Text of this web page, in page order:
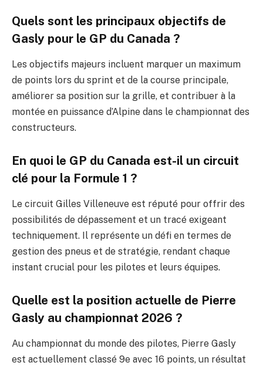
Quels sont les principaux objectifs de
Gasly pour le GP du Canada ?
Les objectifs majeurs incluent marquer un maximum
de points lors du sprint et de la course principale,
améliorer sa position sur la grille, et contribuer à la
montée en puissance d’Alpine dans le championnat des
constructeurs.
En quoi le GP du Canada est-il un circuit
clé pour la Formule 1 ?
Le circuit Gilles Villeneuve est réputé pour offrir des
possibilités de dépassement et un tracé exigeant
techniquement. Il représente un défi en termes de
gestion des pneus et de stratégie, rendant chaque
instant crucial pour les pilotes et leurs équipes.
Quelle est la position actuelle de Pierre
Gasly au championnat 2026 ?
Au championnat du monde des pilotes, Pierre Gasly
est actuellement classé 9e avec 16 points, un résultat